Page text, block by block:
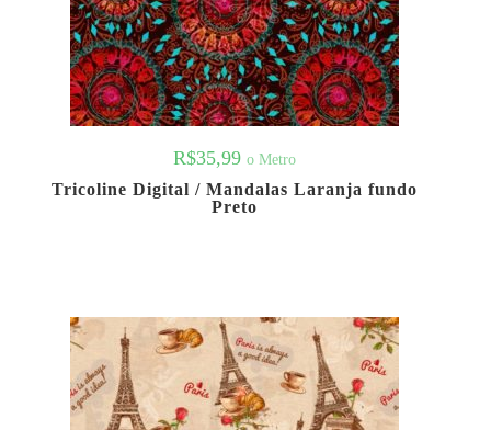
R$35,99 o Metro
Tricoline Digital / Mandalas Laranja fundo
Preto